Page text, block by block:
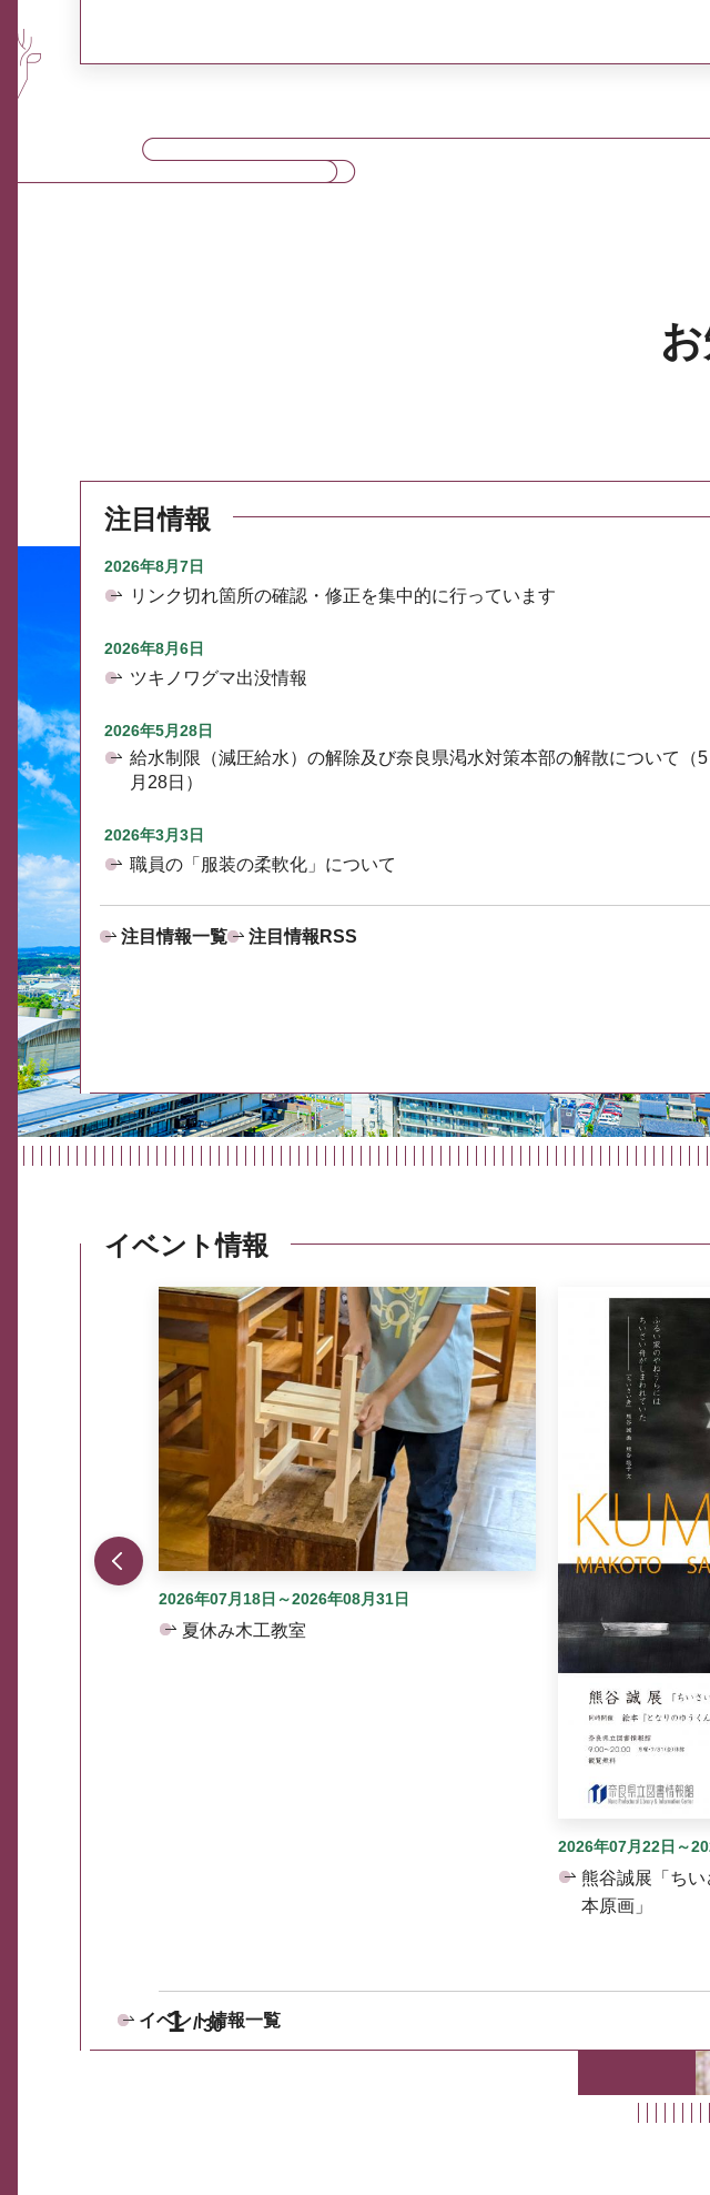
注目情報
2026年8月7日
リンク切れ箇所の確認・修正を集中的に行っています
2026年8月6日
ツキノワグマ出没情報
2026年5月28日
給水制限（減圧給水）の解除及び奈良県渇水対策本部の解散について（5
月28日）
2026年3月3日
職員の「服装の柔軟化」について
注目情報一覧 注目情報RSS
イベント情報
1 30
2026年07月18日～2026年08月31日
夏休み木工教室
2026年07月22日～
熊谷誠展「ち
本原画」
イベント情報一覧